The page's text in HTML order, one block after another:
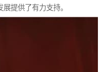
提供了有力支持。